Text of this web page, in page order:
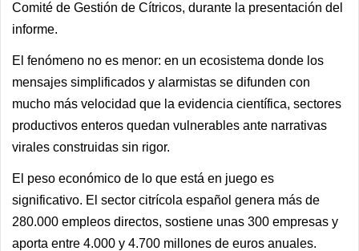
Comité de Gestión de Cítricos, durante la presentación del
informe.
El fenómeno no es menor: en un ecosistema donde los
mensajes simplificados y alarmistas se difunden con
mucho más velocidad que la evidencia científica, sectores
productivos enteros quedan vulnerables ante narrativas
virales construidas sin rigor.
El peso económico de lo que está en juego es
significativo. El sector citrícola español genera más de
280.000 empleos directos, sostiene unas 300 empresas y
aporta entre 4.000 y 4.700 millones de euros anuales.